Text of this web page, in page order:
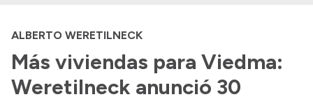
Autoridades
Delegaciones
Normativa
ALBERTO WERETILNECK
Más viviendas para Viedma:
Weretilneck anunció 30